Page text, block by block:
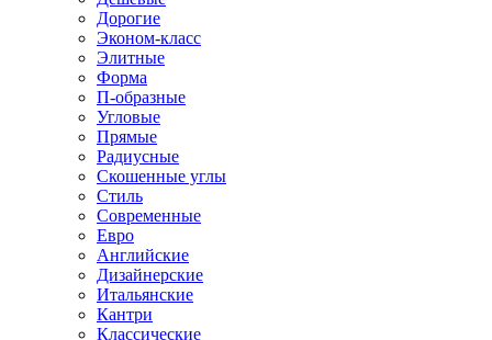
Дорогие
Эконом-класс
Элитные
Форма
П-образные
Угловые
Прямые
Радиусные
Скошенные углы
Стиль
Современные
Евро
Английские
Дизайнерские
Итальянские
Кантри
Классические